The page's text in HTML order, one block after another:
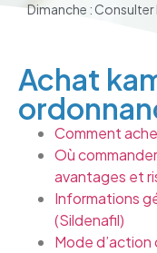
Dimanche : Consulter
Achat
Comment
Où
avantages et
Informations
(Sildenafil)
Mode d’action